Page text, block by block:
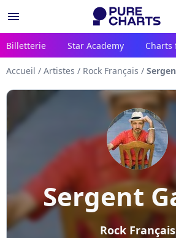
menu
Billetterie Star Academy Charts
Accueil / Artistes / Rock Français /
Sergent
Rock Français